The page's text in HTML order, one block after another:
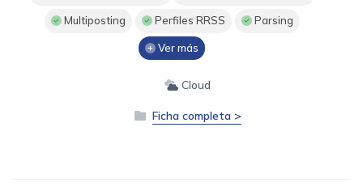
Multiposting Perfiles RRSS Parsing
Ver más
Cloud
Ficha completa >